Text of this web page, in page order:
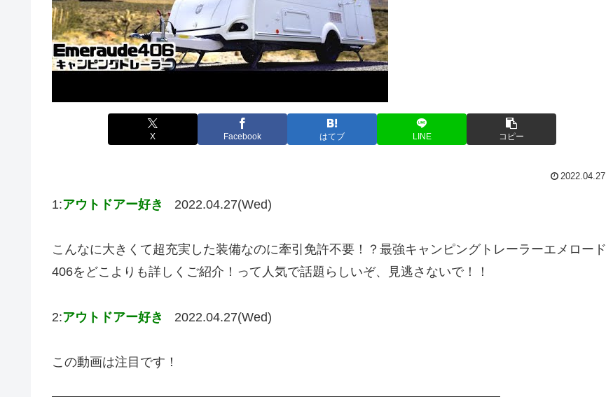
X Facebook はてブ LINE コピー
2022.04.27
1:アウトドアー好き 2022.04.27(Wed)
こんなに大きくて超充実した装備なのに牽引免許不要！？最強キャンピングトレーラーエメロード
406をどこよりも詳しくご紹介！って人気で話題らしいぞ、見逃さないで！！
2:アウトドアー好き 2022.04.27(Wed)
この動画は注目です！